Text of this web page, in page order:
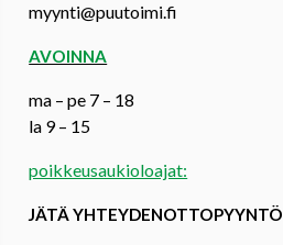
myynti@puutoimi.fi
AVOINNA
ma – pe 7 – 18
la 9 – 15
poikkeusaukioloajat:
JÄTÄ YHTEYDENOTTOPYYNTÖ